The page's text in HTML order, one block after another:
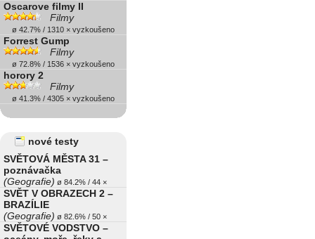
Oscarove filmy II
Filmy
ø 42.7% / 1310 × vyzkoušeno
Forrest Gump
Filmy
ø 72.8% / 1536 × vyzkoušeno
horory 2
Filmy
ø 41.3% / 4305 × vyzkoušeno
nové testy
SVĚTOVÁ MĚSTA 31 –
poznávačka
(Geografie) ø 84.2% / 44 ×
SVĚT V OBRAZECH 2 –
BRAZÍLIE
(Geografie) ø 82.6% / 50 ×
SVĚTOVÉ VODSTVO –